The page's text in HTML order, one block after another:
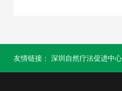
友情链接： 深圳自然疗法促进中心